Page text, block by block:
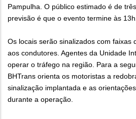
Pampulha. O público estimado é de
previsão é que o evento termine às
Os locais serão sinalizados com faixas
aos condutores. Agentes da Unidade
operar o tráfego na região. Para a
BHTrans orienta os motoristas a
sinalização implantada e as
durante a operação.